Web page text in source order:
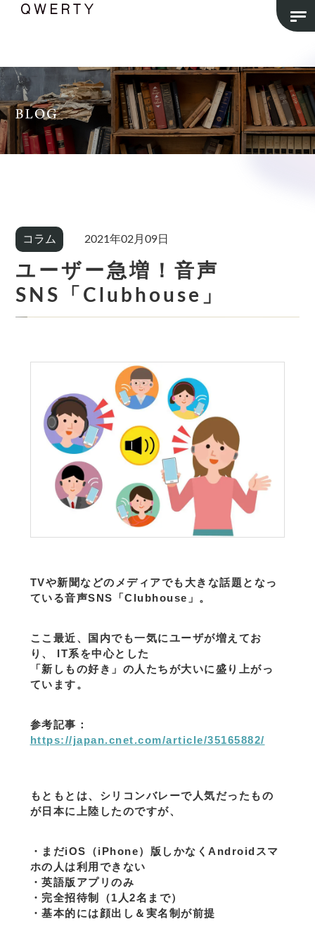
コラム 2021年02月09日
ユーザー急増！音声
SNS「Clubhouse」
TVや新聞などのメディアでも大きな話題となっ
ている音声SNS「Clubhouse」。
ここ最近、国内でも一気にユーザが増えてお
り、 IT系を中心とした
「新しもの好き」の人たちが大いに盛り上がっ
ています。
参考記事：
https://japan.cnet.com/article/35165882/
もともとは、シリコンバレーで人気だったもの
が日本に上陸したのですが、
・まだiOS（iPhone）版しかなくAndroidスマ
ホの人は利用できない
・英語版アプリのみ
・完全招待制（1人2名まで）
・基本的には顔出し＆実名制が前提